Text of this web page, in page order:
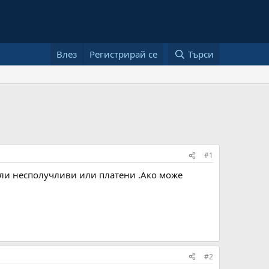
Влез Регистрирай се Търси
#1
несполучливи или платени .Ако може
#2